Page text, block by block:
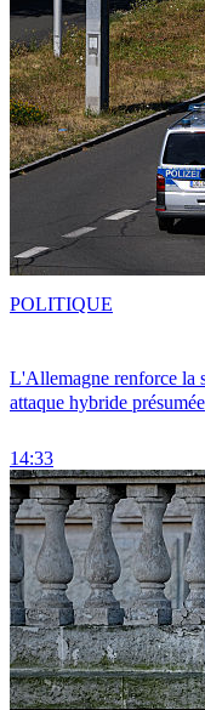
L'Allemagne renforce la
attaque hybride présumée
14:33
POLITIQUE